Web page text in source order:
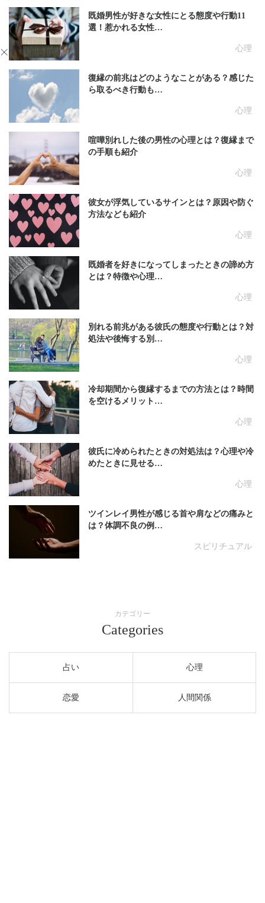
心理
既婚男性が好きな女性にとる態度や行動11
選！惹かれる女性…
心理
復縁の前兆はどのようなことがある？感じた
ら取るべき行動も…
心理
喧嘩別れした後の男性の心理とは？復縁まで
の手順も紹介
心理
彼女が浮気しているサインとは？原因や防ぐ
方法なども紹介
心理
既婚者を好きになってしまったときの諦め方
とは？特徴や心理…
心理
別れる前兆がある彼氏の態度や行動とは？対
処法や後悔する別…
心理
冷却期間から復縁するまでの方法とは？時間
を空けるメリット…
心理
彼氏に冷められたときの対処法は？心理や冷
めたときに見せる…
スピリチュアル
ツインレイ男性が感じる首や肩などの痛みと
は？体調不良の例…
カテゴリー
Categories
占い 心理
恋愛 人間関係